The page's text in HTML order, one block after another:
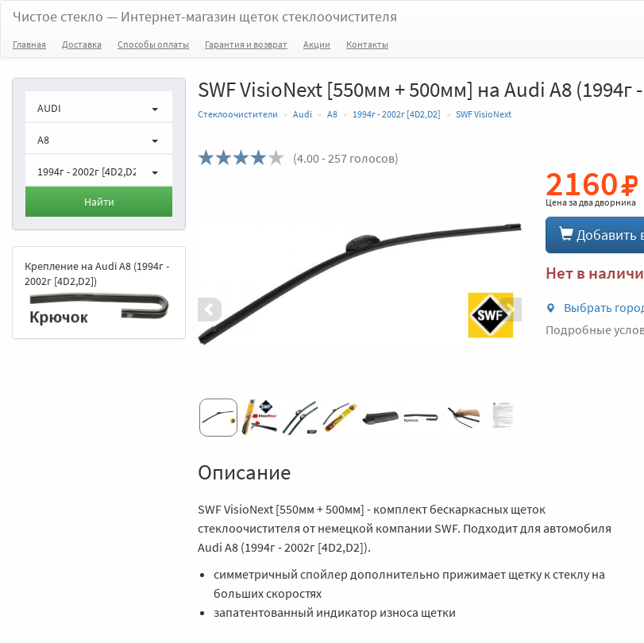
Чистое стекло — Интернет-магазин щеток стеклоочистителя
Главная Доставка Способы оплаты Гарантия и возврат Акции Контакты
SWF VisioNext [550мм + 500мм] на Audi A8 (1994г
Стеклоочистители Audi A8 1994г - 2002г [4D2,D2] SWF VisioNext
(4.00- 257 голосов)
Вперед2160
Цена задва дворника
Добавить
Нет в
Выбрать
Подробные
Описание
SWF VisioNext [550мм + 500мм] - комплект бескаркасных щеток
стеклоочистителя от немецкой компании SWF. Подходит для автомобиля
Audi A8 (1994г - 2002г [4D2,D2]).
симметричный спойлер дополнительно прижимает щетку к стеклу на
больших скоростях
запатентованный индикатор износа щетки
AUDI
A8
1994г - 2002г [4D2,D2]
Найти
Крепление на Audi A8 (1994г -
2002г [4D2,D2])